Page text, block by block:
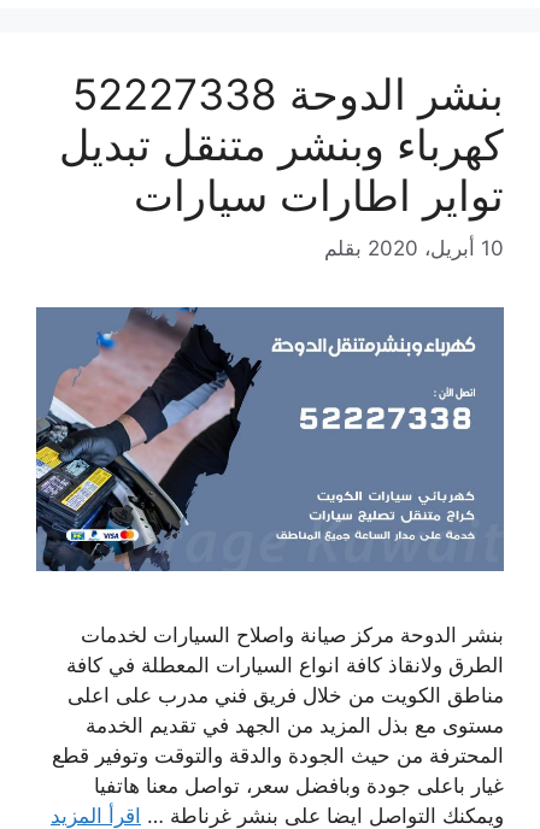
بنشر الدوحة 52227338
كهرباء وبنشر متنقل تبديل
تواير اطارات سيارات
10 أبريل، 2020 بقلم
بنشر الدوحة مركز صيانة واصلاح السيارات لخدمات
الطرق ولانقاذ كافة انواع السيارات المعطلة في كافة
مناطق الكويت من خلال فريق فني مدرب على اعلى
مستوى مع بذل المزيد من الجهد في تقديم الخدمة
المحترفة من حيث الجودة والدقة والتوقت وتوفير قطع
غيار باعلى جودة وبافضل سعر، تواصل معنا هاتفيا
ويمكنك التواصل ايضا على بنشر غرناطة … اقرأ المزيد